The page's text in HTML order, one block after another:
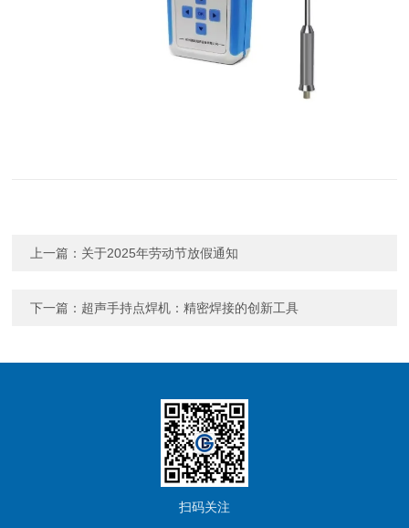
上一篇： 关于2025年劳动节放假通知
下一篇： 超声手持点焊机：精密焊接的创新工具
扫码关注